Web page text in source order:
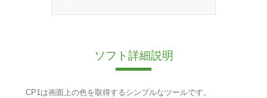
ソフト詳細説明
CP1は画面上の色を取得するシンプルなツールです。